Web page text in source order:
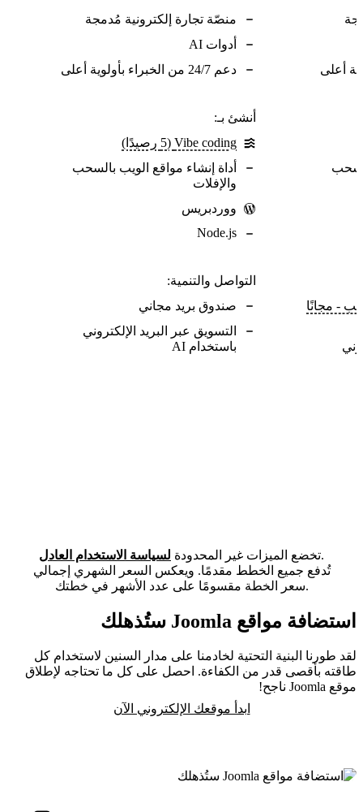
منصّة تجارة إلكترونية مُدمجة
أدوات AI
دعم 24/7 من الخبراء بأولوية أعلى
أنشئ بـ:
Vibe coding ‏(5 رصيدًا)
أداة إنشاء مواقع الويب بالسحب
والإفلات
ووردبريس
Node.js
التواصل والتنمية:
صندوق بريد مجاني
التسويق عبر البريد الإلكتروني
باستخدام AI
- مجانًا
تخضع الميزات غير المحدودة لسياسة الاستخدام العادل
.
تُدفع جميع الخطط مقدمًا. ويعكس السعر الشهري إجمالي
سعر الخطة مقسومًا على عدد الأشهر في خطتك.
استضافة مواقع Joomla ستُذهلك
لقد طورنا البنية التحتية لخادمنا على مدار السنين لاستخدام كل
طاقته بأقصى قدر من الكفاءة. احصل على كل ما تحتاجه لإطلاق
موقع Joomla ناجح!
ابدأ موقعك الإلكتروني الآن